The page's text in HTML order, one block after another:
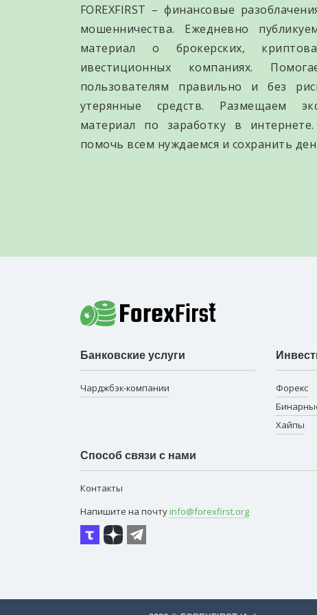
FOREXFIRST – финансовые
мошенничества. Ежедневно
материал о брокерских,
ивестиционных компаниях.
пользователям правильно и без
утерянные средств. Размещаем
материал по заработку в
помочь всем нуждаемся и сохранить
Банковские услуги
Чарджбэк-компании
Форекс
Хайпы
Способ связи с нами
Контакты
Напишите на почту info@forexfirst.org